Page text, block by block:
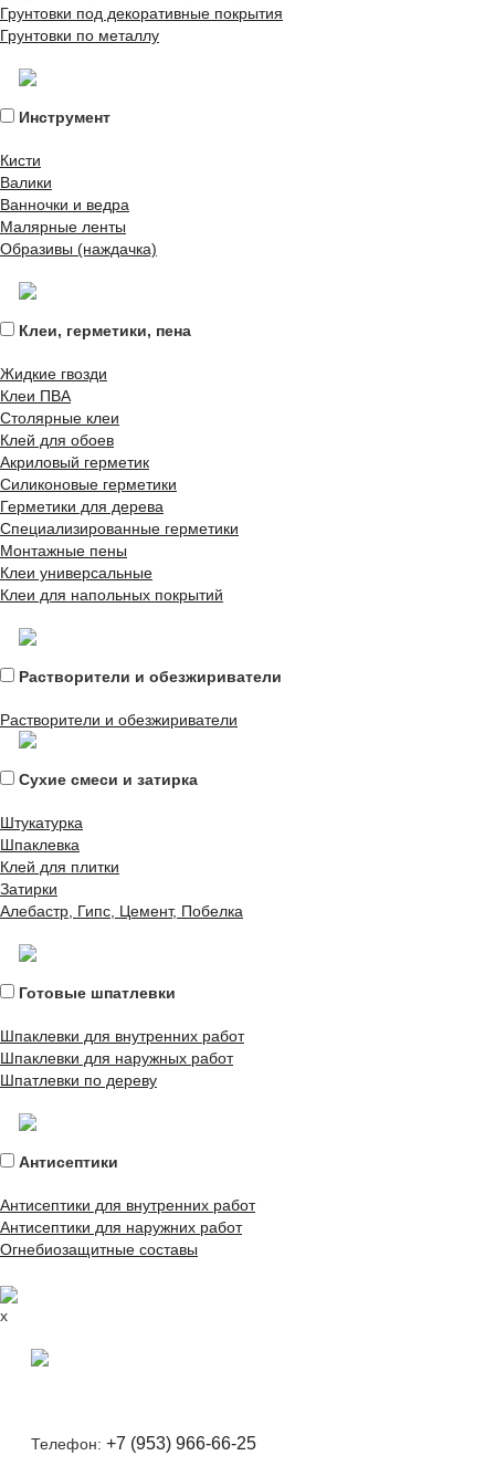
Грунтовки под декоративные покрытия
Грунтовки по металлу
Инструмент
Кисти
Валики
Ванночки и ведра
Малярные ленты
Образивы (наждачка)
Клеи, герметики, пена
Жидкие гвозди
Клеи ПВА
Столярные клеи
Клей для обоев
Акриловый герметик
Силиконовые герметики
Герметики для дерева
Специализированные герметики
Монтажные пены
Клеи универсальные
Клеи для напольных покрытий
Растворители и обезжириватели
Растворители и обезжириватели
Сухие смеси и затирка
Штукатурка
Шпаклевка
Клей для плитки
Затирки
Алебастр, Гипс, Цемент, Побелка
Готовые шпатлевки
Шпаклевки для внутренних работ
Шпаклевки для наружных работ
Шпатлевки по дереву
Антисептики
Антисептики для внутренних работ
Антисептики для наружних работ
Огнебиозащитные составы
x
Телефон: +7 (953) 966-66-25